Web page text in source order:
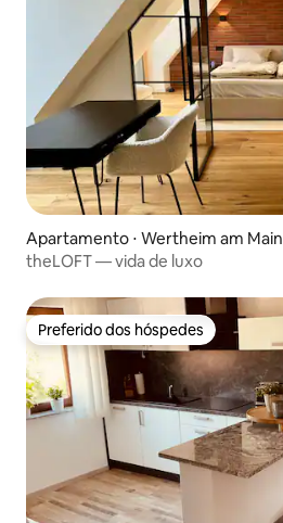
Apartamento ⋅ Wertheim am Main
theLOFT — vida de luxo
Preferido dos hóspedes
Preferido dos hóspedes